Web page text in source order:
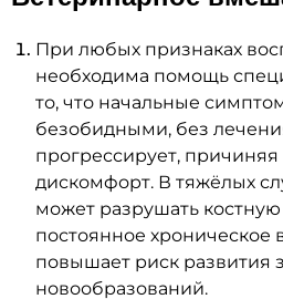
При любых признаках
необходима помощь
то, что начальные
безобидными, без
прогрессирует,
дискомфорт. В тяжёлых
может разрушать костную
постоянное хроническое
повышает риск развития
новообразований.